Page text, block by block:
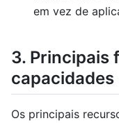
em vez de
3. Principais
capacidades
Os principais